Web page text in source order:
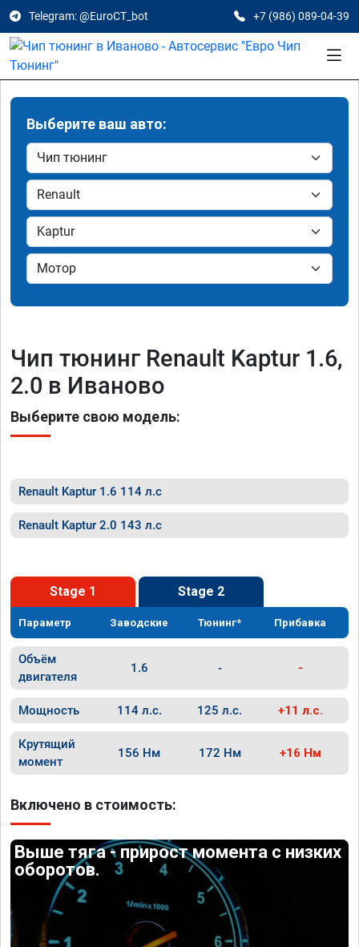
Telegram: @EuroCT_bot +7 (986) 089-04-39
Выберите ваш авто:
Чип тюнинг Renault Kaptur 1.6,
2.0 в Иваново
Выберите свою модель:
Renault Kaptur 1.6 114 л.с
Renault Kaptur 2.0 143 л.с
Stage 1 Stage 2
Параметр Заводские Тюнинг* Прибавка
Объём
двигателя
1.6 - -
Мощность 114 л.с. 125 л.с. +11 л.с.
Крутящий
момент
156 Нм 172 Нм +16 Нм
Включено в стоимость:
Выше тяга - прирост момента с низких
оборотов.